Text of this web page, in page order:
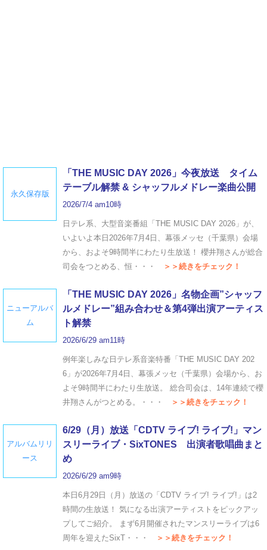
永久保存版
「THE MUSIC DAY 2026」今夜放送 タイム
テーブル解禁 & シャッフルメドレー楽曲公開
2026/7/4 am10時
日テレ系、大型音楽番組「THE MUSIC DAY 2026」が、
いよいよ本日2026年7月4日、幕張メッセ（千葉県）会場
から、およそ9時間半にわたり生放送！ 櫻井翔さんが総合
司会をつとめる、恒・・・
＞＞続きをチェック！
ニューアルバ
ム
「THE MUSIC DAY 2026」名物企画”シャッフ
ルメドレー”組み合わせ＆第4弾出演アーティス
ト解禁
2026/6/29 am11時
例年楽しみな日テレ系音楽特番「THE MUSIC DAY 202
6」が2026年7月4日、幕張メッセ（千葉県）会場から、お
よそ9時間半にわたり生放送。 総合司会は、14年連続で櫻
井翔さんがつとめる。・・・
＞＞続きをチェック！
アルバムリリ
ース
6/29（月）放送「CDTV ライブ! ライブ!」マン
スリーライブ・SixTONES 出演者歌唱曲まと
め
2026/6/29 am9時
本日6月29日（月）放送の「CDTV ライブ! ライブ!」は2
時間の生放送！ 気になる出演アーティストをピックアッ
プしてご紹介。 まず6月開催されたマンスリーライブは6
周年を迎えたSixT・・・
＞＞続きをチェック！